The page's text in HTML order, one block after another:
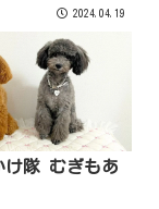
2024.04.19
け隊 むぎもあ